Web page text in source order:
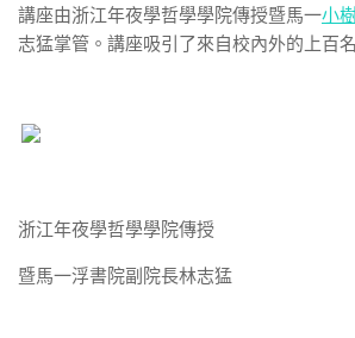
講座由浙江年夜學哲學學院傳授暨馬一小
志猛掌管。講座吸引了來自校內外的上百
浙江年夜學哲學學院傳授
暨馬一浮書院副院長林志猛